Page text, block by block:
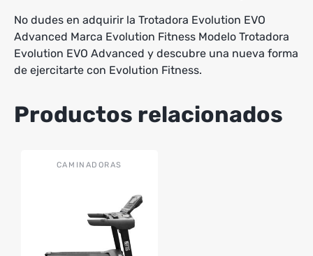
No dudes en adquirir la Trotadora Evolution EVO
Advanced Marca Evolution Fitness Modelo Trotadora
Evolution EVO Advanced y descubre una nueva forma
de ejercitarte con Evolution Fitness.
Productos relacionados
CAMINADORAS